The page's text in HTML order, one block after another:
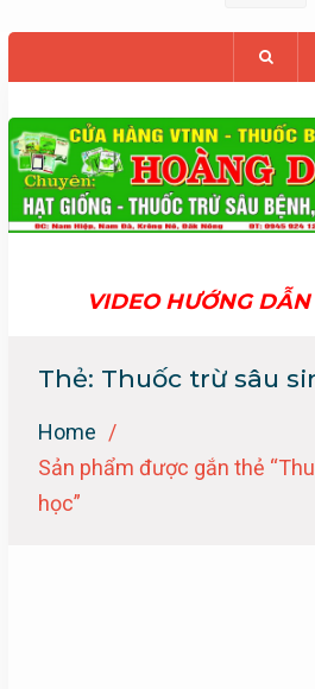
VIDEO HƯỚNG
Thẻ: Thuốc trừ sâu
Home
Sản phẩm được gắn thẻ
học”